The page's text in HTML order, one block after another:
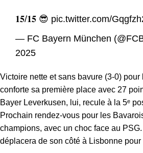
𝟏𝟓/𝟏𝟓 😎 pic.twitter.com/
— FC Bayern München
2025
Victoire nette et sans bavure (3-0)
conforte sa première place avec 27
Bayer Leverkusen, lui, recule à la 5ᵉ
Prochain rendez-vous pour les
champions, avec un choc face au
déplacera de son côté à Lisbonne pour